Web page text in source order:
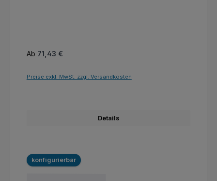
Regulärer Preis:
Ab 71,43 €
Preise exkl. MwSt. zzgl. Versandkosten
Details
konfigurierbar